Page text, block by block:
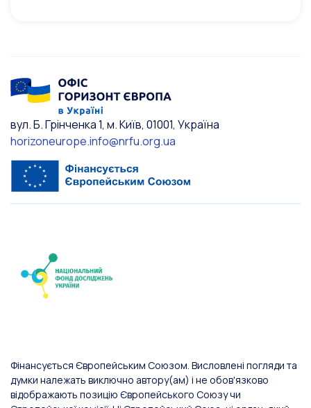
вул. Б. Грінченка 1, м. Київ, 01001, Україна
horizoneurope.info@nrfu.org.ua
Фінансується Європейським Союзом. Висловлені погляди та
думки належать виключно автору(ам) і не обов'язково
відображають позицію Європейського Союзу чи